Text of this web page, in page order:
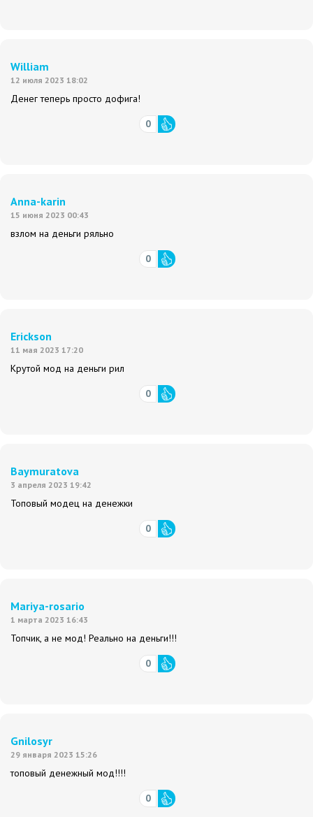
William
12 июля 2023 18:02
Денег теперь просто дофига!
0
Anna-karin
15 июня 2023 00:43
взлом на деньги ряльно
0
Erickson
11 мая 2023 17:20
Крутой мод на деньги рил
0
Baymuratova
3 апреля 2023 19:42
Топовый модец на денежки
0
Mariya-rosario
1 марта 2023 16:43
Топчик, а не мод! Реально на деньги!!!
0
Gnilosyr
29 января 2023 15:26
топовый денежный мод!!!!
0